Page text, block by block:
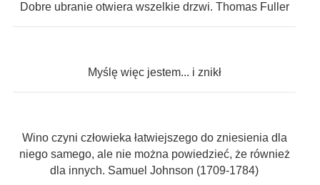
Dobre ubranie otwiera wszelkie drzwi. Thomas Fuller
Myślę więc jestem... i znikł
Wino czyni człowieka łatwiejszego do zniesienia dla
niego samego, ale nie można powiedzieć, że również
dla innych. Samuel Johnson (1709-1784)